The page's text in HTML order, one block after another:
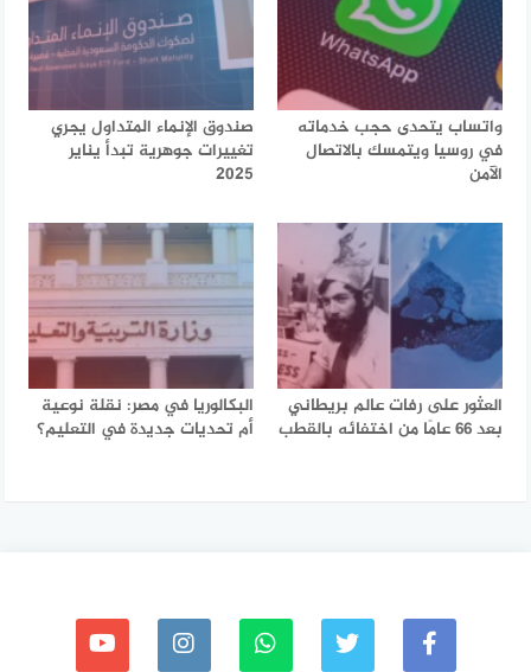
واتساب يتحدى حجب خدماته
في روسيا ويتمسك بالاتصال
الآمن
صندوق الإنماء المتداول يجري
تغييرات جوهرية تبدأ يناير
2025
العثور على رفات عالم بريطاني
بعد 66 عامًا من اختفائه بالقطب
البكالوريا في مصر: نقلة نوعية
أم تحديات جديدة في التعليم؟